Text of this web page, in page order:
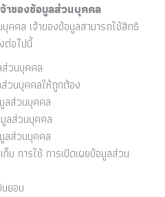
าของข้อมูลส่วนบุคคล
คคล เจ้าของข้อมูลสามารถใช้สิทธิ
ต่อไปนี้
ส่วนบุคคล
วนบุคคลให้ถูกต้อง
ลส่วนบุคคล
ลส่วนบุคคล
ลส่วนบุคคล
บ การใช้ การเปิดเผยข้อมูลส่วน
ยอม